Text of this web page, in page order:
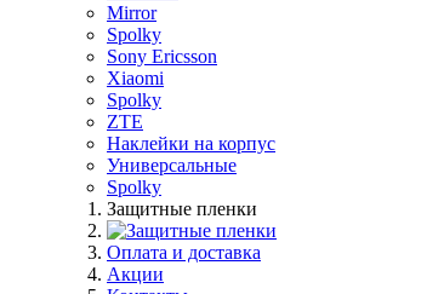
Mirror
Spolky
Sony Ericsson
Xiaomi
Spolky
ZTE
Наклейки на корпус
Универсальные
Spolky
Защитные пленки
Оплата и доставка
Акции